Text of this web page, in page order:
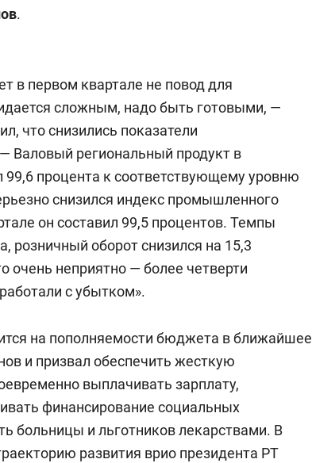
.
в первом квартале не повод для
сложным, надо быть готовыми, —
что снизились показатели
Валовый региональный продукт в
99,6 процента к соответствующему уровню
снизился индекс промышленного
он составил 99,5 процентов. Темпы
розничный оборот снизился на 15,3
очень неприятно — более четверти
с убытком».
на пополняемости бюджета в ближайшее
и призвал обеспечить жесткую
выплачивать зарплату,
финансирование социальных
больницы и льготников лекарствами. В
развития врио президента РТ